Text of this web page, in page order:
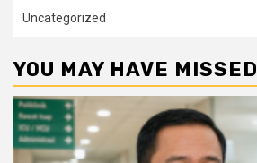
Uncategorized
YOU MAY HAVE MISSED